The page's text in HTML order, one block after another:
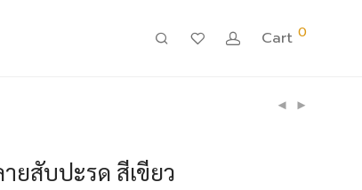
Cart 0
ยสับปะรด สีเขียว